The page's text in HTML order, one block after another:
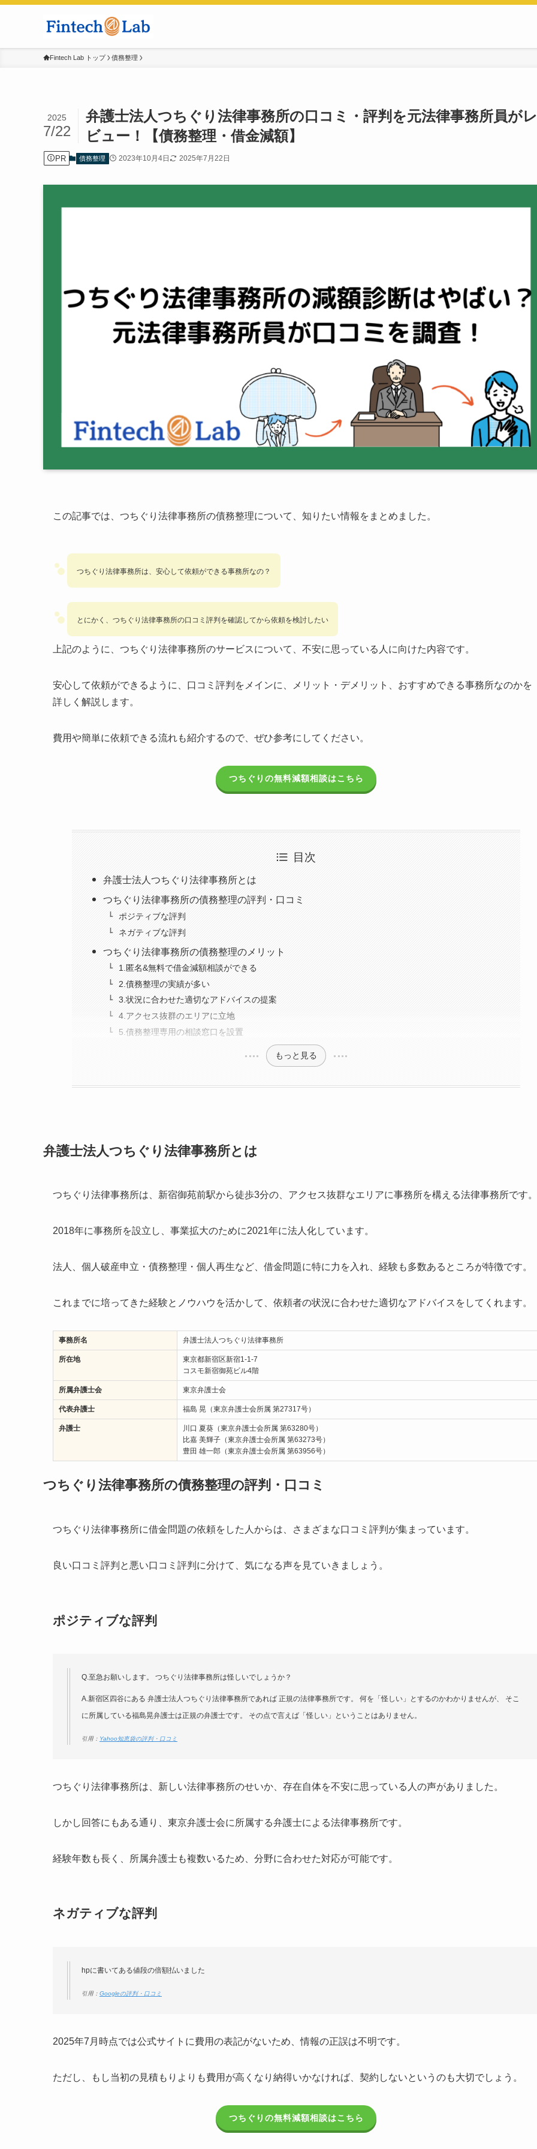
Fintech Lab トップ 債務整理
弁護士法人つちぐり法律事務所の口コミ・評判を元法律事務所員がレ
ビュー！【債務整理・借金減額】
2025
7/22
PR 債務整理 2023年10月4日 2025年7月22日
この記事では、つちぐり法律事務所の債務整理について、知りたい情報をまとめました。
つちぐり法律事務所は、安心して依頼ができる事務所なの？
とにかく、つちぐり法律事務所の口コミ評判を確認してから依頼を検討したい
上記のように、つちぐり法律事務所のサービスについて、不安に思っている人に向けた内容です。
安心して依頼ができるように、口コミ評判をメインに、メリット・デメリット、おすすめできる事務所なのかを
詳しく解説します。
費用や簡単に依頼できる流れも紹介するので、ぜひ参考にしてください。
つちぐりの無料減額相談はこちら
目次
弁護士法人つちぐり法律事務所とは
つちぐり法律事務所の債務整理の評判・口コミ
ポジティブな評判
ネガティブな評判
つちぐり法律事務所の債務整理のメリット
1.匿名&無料で借金減額相談ができる
2.債務整理の実績が多い
3.状況に合わせた適切なアドバイスの提案
4.アクセス抜群のエリアに立地
5.債務整理専用の相談窓口を設置
もっと見る
弁護士法人つちぐり法律事務所とは
つちぐり法律事務所は、新宿御苑前駅から徒歩3分の、アクセス抜群なエリアに事務所を構える法律事務所です。
2018年に事務所を設立し、事業拡大のために2021年に法人化しています。
法人、個人破産申立・債務整理・個人再生など、借金問題に特に力を入れ、経験も多数あるところが特徴です。
これまでに培ってきた経験とノウハウを活かして、依頼者の状況に合わせた適切なアドバイスをしてくれます。
事務所名 弁護士法人つちぐり法律事務所
所在地
東京都新宿区新宿1-1-7
コスモ新宿御苑ビル4階
所属弁護士会 東京弁護士会
代表弁護士 福島 晃（東京弁護士会所属 第27317号）
弁護士
川口 夏葵（東京弁護士会所属 第63280号）
比嘉 美輝子（東京弁護士会所属 第63273号）
豊田 雄一郎（東京弁護士会所属 第63956号）
つちぐり法律事務所の債務整理の評判・口コミ
つちぐり法律事務所に借金問題の依頼をした人からは、さまざまな口コミ評判が集まっています。
良い口コミ評判と悪い口コミ評判に分けて、気になる声を見ていきましょう。
ポジティブな評判
Q.至急お願いします。 つちぐり法律事務所は怪しいでしょうか？
A.新宿区四谷にある 弁護士法人つちぐり法律事務所であれば 正規の法律事務所です。 何を「怪しい」とするのかわかりませんが、 そこ
に所属している福島晃弁護士は正規の弁護士です。 その点で言えば「怪しい」ということはありません。
引用： Yahoo知恵袋の評判・口コミ
つちぐり法律事務所は、新しい法律事務所のせいか、存在自体を不安に思っている人の声がありました。
しかし回答にもある通り、東京弁護士会に所属する弁護士による法律事務所です。
経験年数も長く、所属弁護士も複数いるため、分野に合わせた対応が可能です。
ネガティブな評判
hpに書いてある値段の倍額払いました
引用： Googleの評判・口コミ
2025年7月時点では公式サイトに費用の表記がないため、情報の正誤は不明です。
ただし、もし当初の見積もりよりも費用が高くなり納得いかなければ、契約しないというのも大切でしょう。
つちぐりの無料減額相談はこちら